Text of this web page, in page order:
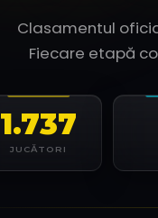
Clasamentul
Fiecare etapă
1.737
JUCĂTORI